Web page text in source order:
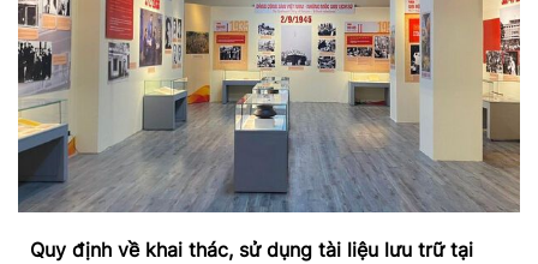
Quy định về khai thác, sử dụng tài liệu lưu trữ tại